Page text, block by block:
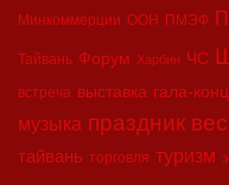
Минкоммерции ООН ПМЭФ
Тайвань Форум Харбин ЧС
встреча выставка гала-
музыка праздник
тайвань торговля туризм